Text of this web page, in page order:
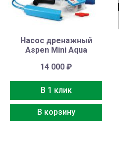
Насос дренажный
Aspen Mini Aqua
14 000₽
В 1 клик
В корзину